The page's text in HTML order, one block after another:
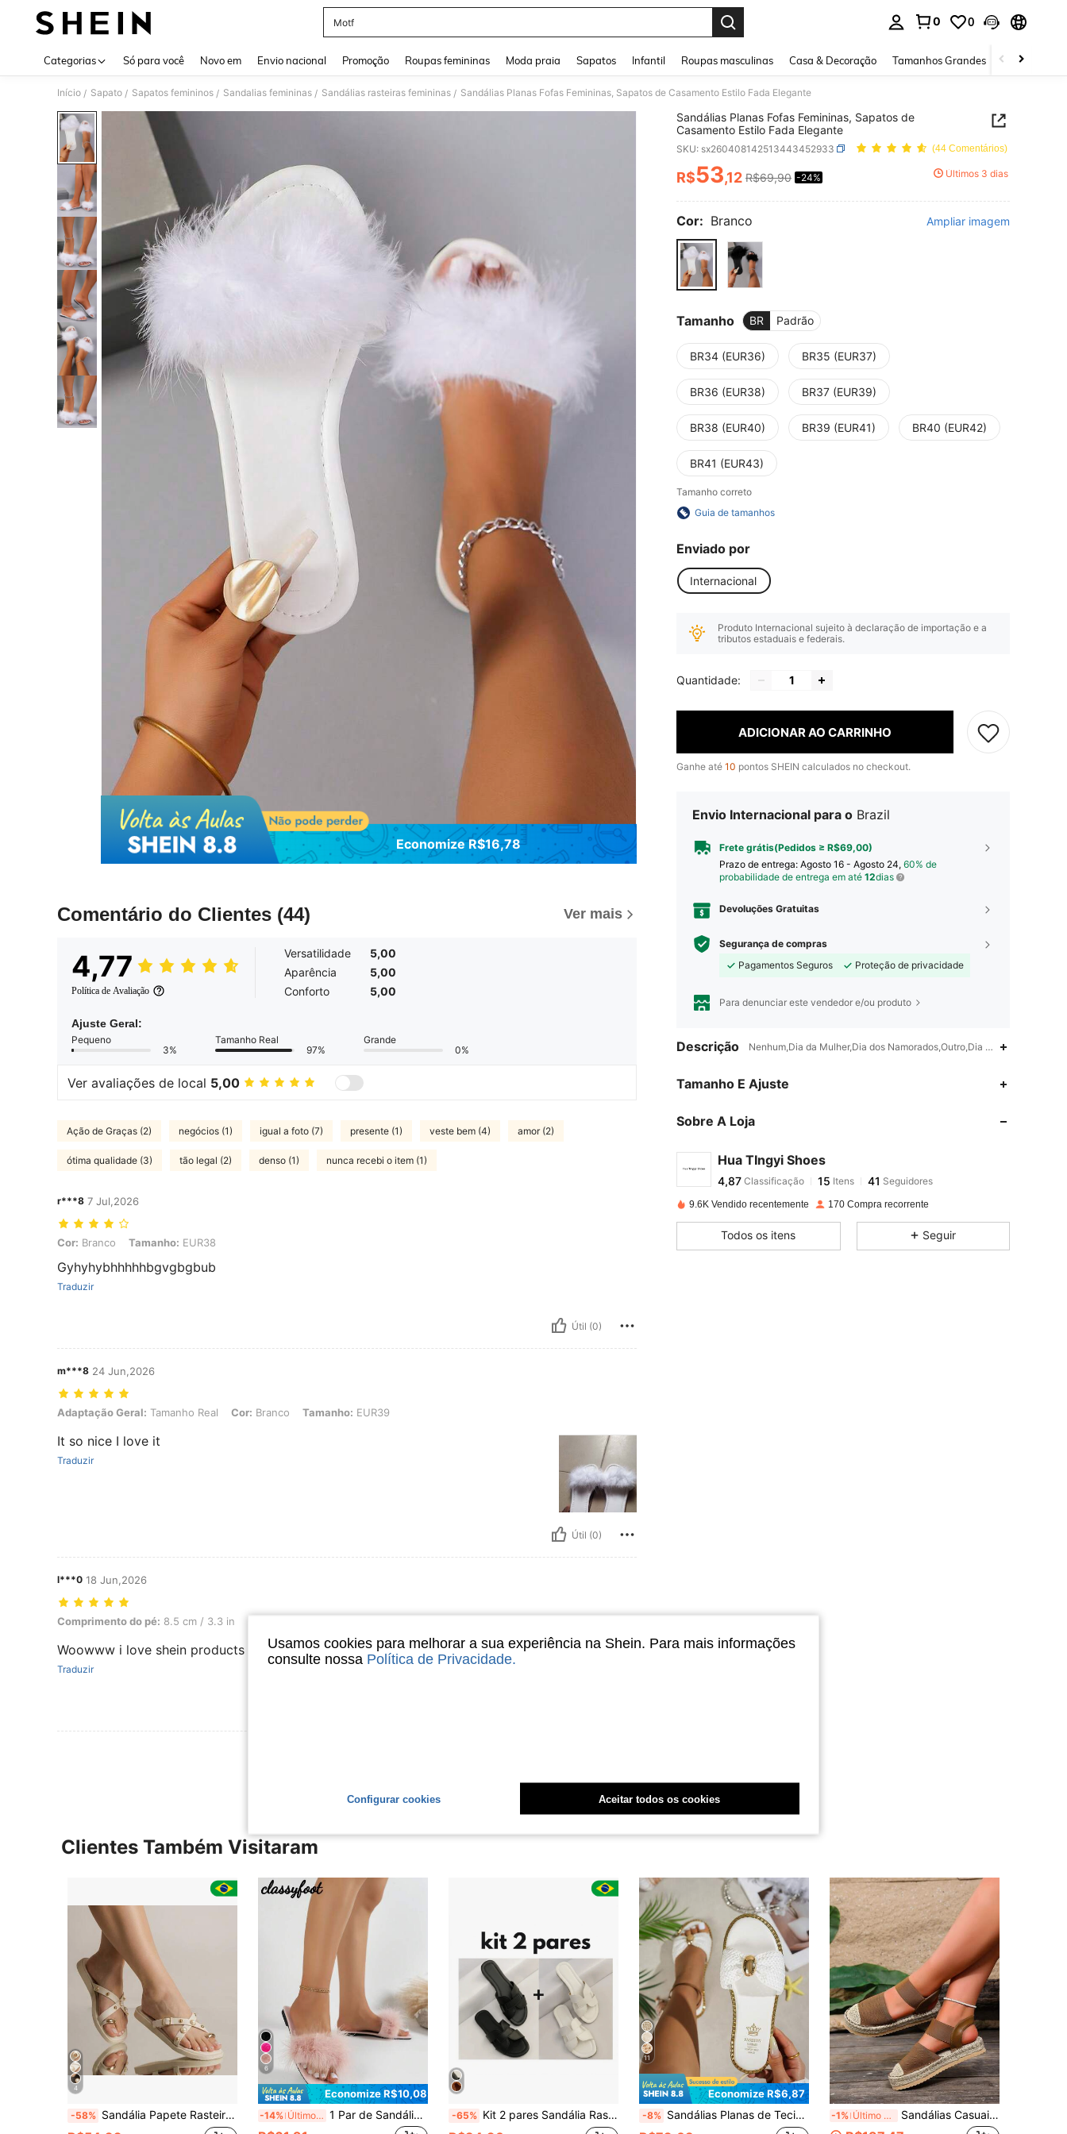
Motf
0 0
Categorias Só para você Novo em Envio nacional Promoção Roupas femininas Moda praia Sapatos Infantil Roupas masculinas Casa & Decoração Tamanhos Grandes Joias e
Início / Sapato / Sapatos femininos / Sandalias femininas / Sandálias rasteiras femininas / Sandálias Planas Fofas Femininas, Sapatos de Casamento Estilo Fada Elegante
Economize R$16,78
Comentário do Clientes (44) Ver mais
4,77
Política de Avaliação
Versatilidade
5,00
Aparência
5,00
Conforto
5,00
Ajuste Geral:
Pequeno
3%
Tamanho Real
97%
Grande
0%
Ver avaliações de local 5,00
Ação de Graças (2) negócios (1) igual a foto (7) presente (1) veste bem (4) amor (2)
ótima qualidade (3) tão legal (2) denso (1) nunca recebi o item (1)
r***8 7 Jul,2026
Cor: Branco, Tamanho: EUR38
Cor: Branco Tamanho: EUR38
Gyhyhybhhhhhbgvgbgbub
Traduzir
Útil (0)
m***8 24 Jun,2026
Adaptação Geral: Tamanho Real, Cor: Branco, Tamanho: EUR39
Adaptação Geral: Tamanho Real Cor: Branco Tamanho: EUR39
It so nice I love it
Traduzir
Útil (0)
l***0 18 Jun,2026
Comprimento do pé: 8.5 cm / 3.3 in, Cor: Preto, Tamanho: EUR40
Comprimento do pé: 8.5 cm / 3.3 in
Woowww i love shein products veryyy nice amazing 😍🤩🤩😍😍 💕💕💕💕💕💕
Traduzir
Sandálias Planas Fofas Femininas, Sapatos de
Casamento Estilo Fada Elegante
SKU: sx260408142513443452933 (44 Comentários)
PRICE AND AVAILABILITY
R$53,12 R$69,90 -24% Últimos 3 dias
Cor: Branco Ampliar imagem
Tamanho BR Padrão
BR34 (EUR36) BR35 (EUR37)
BR36 (EUR38) BR37 (EUR39)
BR38 (EUR40) BR39 (EUR41) BR40 (EUR42)
BR41 (EUR43)
Tamanho correto
Guia de tamanhos
Enviado por
Internacional
Produto Internacional sujeito à declaração de importação e a
tributos estaduais e federais.
Quantidade:
ADICIONAR AO CARRINHO
Ganhe até 10 pontos SHEIN calculados no checkout.
Envio Internacional para o Brazil
Frete grátis(Pedidos ≥ R$69,00)
Prazo de entrega: Agosto 16 - Agosto 24, 60% de
probabilidade de entrega em até 12dias
Devoluções Gratuitas
Segurança de compras
Pagamentos Seguros
Proteção de privacidade
Para denunciar este vendedor e/ou produto
Descrição Nenhum,Dia da Mulher,Dia dos Namorados,Outro,Dia das Mães,Dia do
Tamanho E Ajuste
Sobre A Loja
Hua TIngyi Shoes
4,87
4,87 Classificação 15
s***mseguido1 dia atrás
4,87
9.6K Vendido recentemente 170 Compra recorrente
Todos os itens Seguir
Clientes Também Visitaram
4
-58% Sandália Papete Rasteira Feminina Pérolas Fivela
6
Economize R$10,08
-14% Últimos 3 dias 1 Par de Sandálias Rasteiras Femininas com Decoração de Penas Fofas Rosas, Tira de Falso Pelo Macio com Bico Quadrado, Slip-On, Antiderrapante, Leve e Confortável para Uso Interno/Externo, Sandálias Rasteiras Elegantes com Acento de Penas, Adequadas para Praia, Festa na Piscina, Uso Diário, Férias, Presentes de Casamento, Moda e Elegância, Combina Perfeitamente com Vestidos, Saias e Looks Românticos, Adicionando um Toque Suave, Doce e Luxuoso ao seu Visual -65% Kit 2 pares Sandália Rasteira h Feminina Moderna Estilosa
11
Economize R$6,87
-8% Sandálias Planas de Tecido Trançado com Decoração de Metal Femininas, Estilo Elegante para Férias, Chinelos de Palha Branca Adequados para Casa, Exterior, Festa, Praia -1% Último dia Sandálias Casuais de Moda Femininas com Tira de Corda Marrom e Sola Grossa Slip-On
Usamos cookies para melhorar a sua experiência na Shein. Para mais informações
consulte nossa Política de Privacidade.
Configurar cookies Aceitar todos os cookies